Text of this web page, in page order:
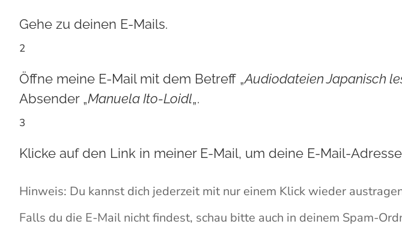
Gehe zu deinen E-Mails.
2
Öffne meine E-Mail mit dem Betreff „Audiodateien Japanisch
Absender „Manuela Ito-Loidl„.
3
Klicke auf den Link in meiner E-Mail, um deine E-Mail-
Hinweis: Du kannst dich jederzeit mit nur einem Klick wieder
Falls du die E-Mail nicht findest, schau bitte auch in deinem Spam-